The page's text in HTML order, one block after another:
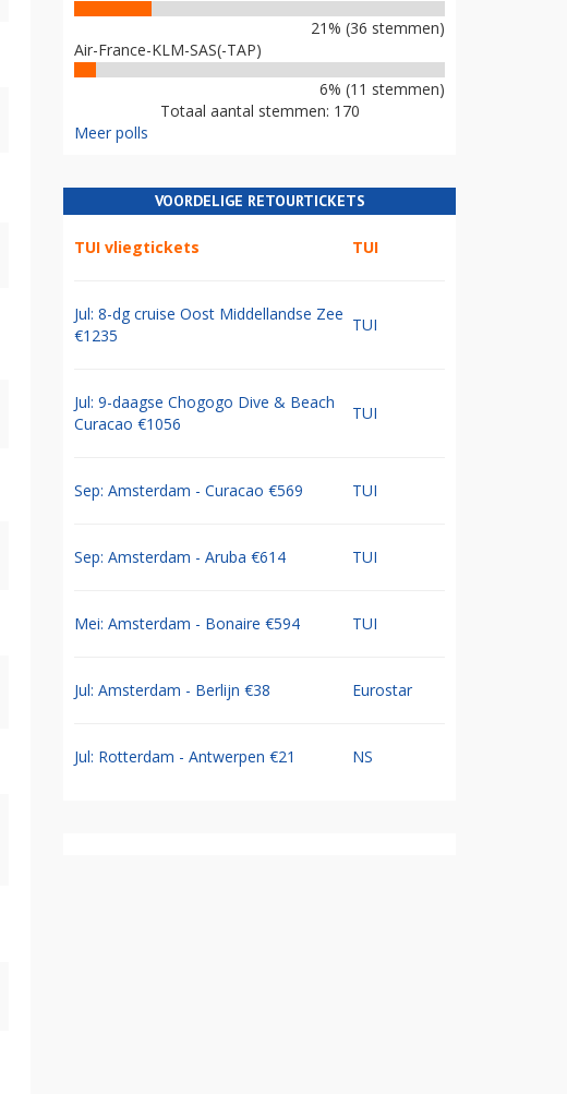
21% (36 stemmen)
Air-France-KLM-SAS(-TAP)
6% (11 stemmen)
Totaal aantal stemmen: 170
Meer polls
VOORDELIGE RETOURTICKETS
TUI vliegtickets TUI
Jul: 8-dg cruise Oost Middellandse Zee
€1235
TUI
Jul: 9-daagse Chogogo Dive & Beach
Curacao €1056
TUI
Sep: Amsterdam - Curacao €569 TUI
Sep: Amsterdam - Aruba €614 TUI
Mei: Amsterdam - Bonaire €594 TUI
Jul: Amsterdam - Berlijn €38 Eurostar
Jul: Rotterdam - Antwerpen €21 NS